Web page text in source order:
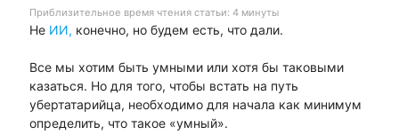
Приблизительное время чтения статьи: 4 минуты
Не ИИ, конечно, но будем есть, что дали.
Все мы хотим быть умными или хотя бы таковыми
казаться. Но для того, чтобы встать на путь
убертатарийца, необходимо для начала как минимум
определить, что такое «умный».